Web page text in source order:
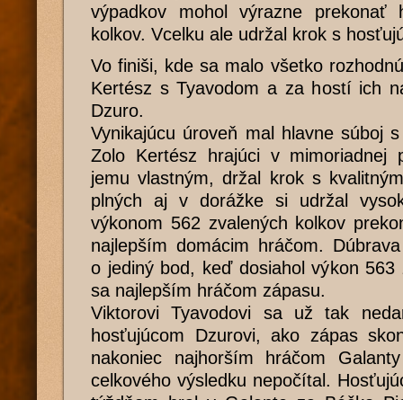
výpadkov mohol výrazne prekonať
kolkov. Vcelku ale udržal krok s
Vo finiši, kde sa malo všetko
Kertész s Tyavodom a za hostí ich
Dzuro.
Vynikajúcu úroveň mal hlavne súboj
Zolo Kertész hrajúci v mimoriadnej
jemu vlastným, držal krok s
plných aj v dorážke si udržal
výkonom 562 zvalených kolkov
najlepším domácim hráčom.
o jediný bod, keď dosiahol výkon
sa najlepším hráčom zápasu.
Viktorovi Tyavodovi sa už tak
hosťujúcom Dzurovi, ako zápas
nakoniec najhorším hráčom
celkového výsledku nepočítal.